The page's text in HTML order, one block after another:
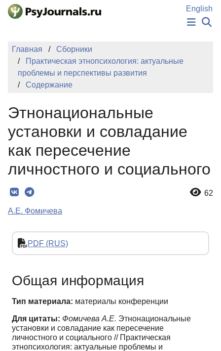
Перейти к основному содержанию
English
НОВОСТИ
ПОДАТЬ РУКОПИСЬ
Регистрация
Главная
Сборники
Практическая этнопсихология: актуальные
проблемы и перспективы развития
Содержание
Этнонациональные
установки и совладание
как пересечение
личностного и социального
62
А.Е. Фомичева
PDF (RUS)
Общая информация
Тип материала: материалы конференции
Для цитаты: Фомичева А.Е. Этнонациональные
установки и совладание как пересечение
личностного и социального // Практическая
этнопсихология: актуальные проблемы и